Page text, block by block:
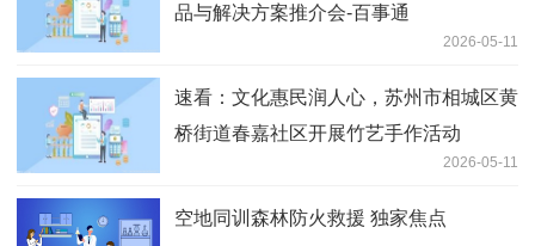
品与解决方案推介会-百事通
2026-05-11
速看：文化惠民润人心，苏州市相城区黄
桥街道春嘉社区开展竹艺手作活动
2026-05-11
空地同训森林防火救援 独家焦点